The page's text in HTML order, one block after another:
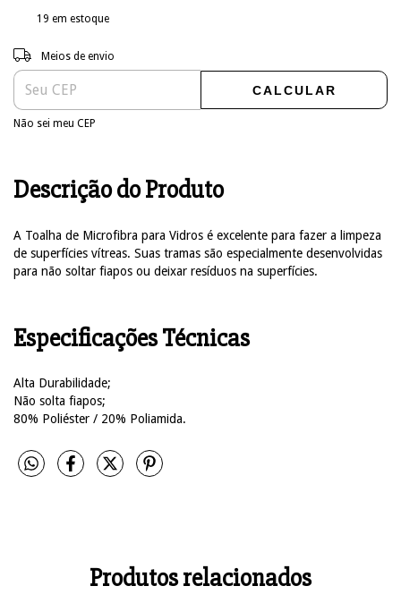
19 em estoque
Entregas para o CEP:
Meios de envio
CALCULAR
Não sei meu CEP
Descrição do Produto
A Toalha de Microfibra para Vidros é excelente para fazer a limpeza
de superfícies vítreas. Suas tramas são especialmente desenvolvidas
para não soltar fiapos ou deixar resíduos na superfícies.
Especificações Técnicas
Alta Durabilidade;
Não solta fiapos;
80% Poliéster / 20% Poliamida.
Produtos relacionados